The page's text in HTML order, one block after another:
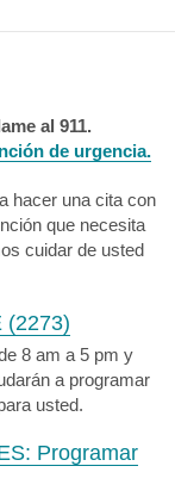
al 911.
de urgencia.
hacer una cita con
que necesita
cuidar de usted
(2273)
8 am a 5 pm y
a programar
usted.
Programar